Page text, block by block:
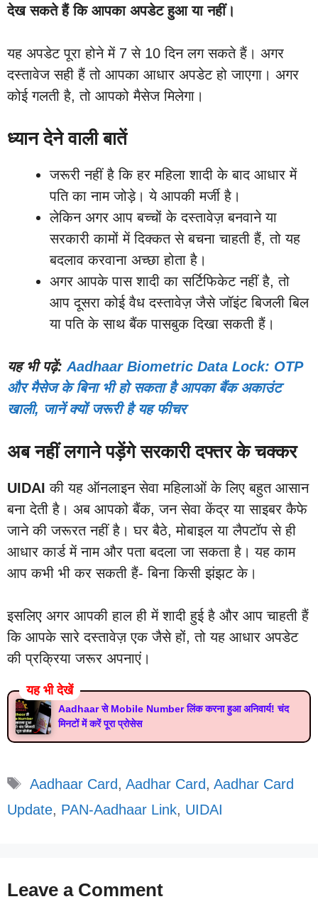
देख सकते हैं कि आपका अपडेट हुआ या नहीं।
यह अपडेट पूरा होने में 7 से 10 दिन लग सकते हैं। अगर
दस्तावेज सही हैं तो आपका आधार अपडेट हो जाएगा। अगर
कोई गलती है, तो आपको मैसेज मिलेगा।
ध्यान देने वाली बातें
जरूरी नहीं है कि हर महिला शादी के बाद आधार में
पति का नाम जोड़े। ये आपकी मर्जी है।
लेकिन अगर आप बच्चों के दस्तावेज़ बनवाने या
सरकारी कामों में दिक्कत से बचना चाहती हैं, तो यह
बदलाव करवाना अच्छा होता है।
अगर आपके पास शादी का सर्टिफिकेट नहीं है, तो
आप दूसरा कोई वैध दस्तावेज़ जैसे जॉइंट बिजली बिल
या पति के साथ बैंक पासबुक दिखा सकती हैं।
यह भी पढ़ें: Aadhaar Biometric Data Lock: OTP
और मैसेज के बिना भी हो सकता है आपका बैंक अकाउंट
खाली, जानें क्यों जरूरी है यह फीचर
अब नहीं लगाने पड़ेंगे सरकारी दफ्तर के चक्कर
UIDAI की यह ऑनलाइन सेवा महिलाओं के लिए बहुत आसान
बना देती है। अब आपको बैंक, जन सेवा केंद्र या साइबर कैफे
जाने की जरूरत नहीं है। घर बैठे, मोबाइल या लैपटॉप से ही
आधार कार्ड में नाम और पता बदला जा सकता है। यह काम
आप कभी भी कर सकती हैं- बिना किसी झंझट के।
इसलिए अगर आपकी हाल ही में शादी हुई है और आप चाहती हैं
कि आपके सारे दस्तावेज़ एक जैसे हों, तो यह आधार अपडेट
की प्रक्रिया जरूर अपनाएं।
यह भी देखें
Aadhaar से Mobile Number लिंक करना हुआ अनिवार्य! चंद
मिनटों में करें पूरा प्रोसेस
Tags
Aadhaar Card, Aadhar Card, Aadhar Card
Update, PAN-Aadhaar Link, UIDAI
Leave a Comment